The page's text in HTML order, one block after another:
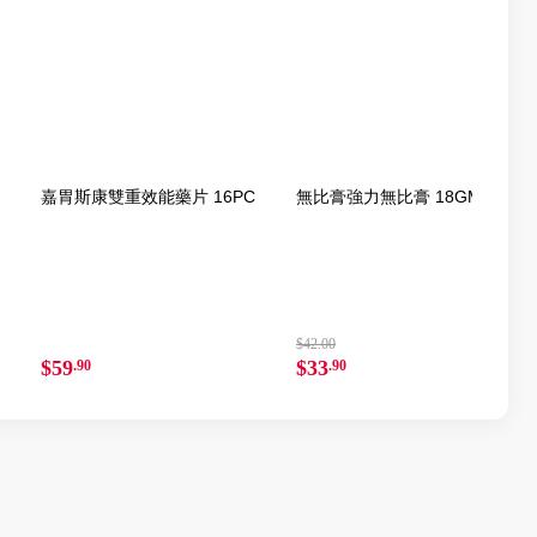
嘉胃斯康雙重效能藥片 16PC
$59.90
無比膏強力無比膏 18GM
$42.00
$33.90